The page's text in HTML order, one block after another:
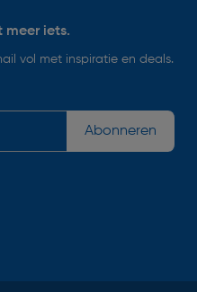
meer iets.
vol met inspiratie en deals.
Abonneren